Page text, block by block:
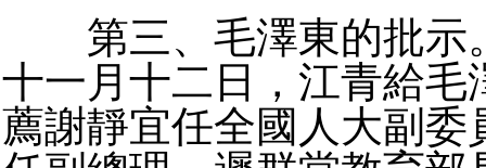
第三、毛澤東的批示
十一月十二日，江青給毛
薦謝靜宜任全國人大副委